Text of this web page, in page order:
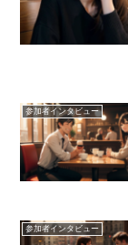
参加者インタビュー
参加者インタビュー